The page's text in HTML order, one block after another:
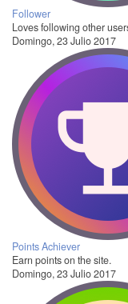
Follower
Loves following other
Domingo, 23 Julio 2017
Points Achiever
Earn points on the site.
Domingo, 23 Julio 2017